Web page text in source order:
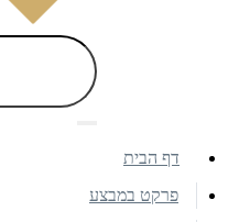
דף הבית
פרקט במבצע